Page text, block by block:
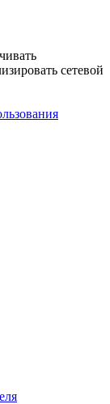
сетевой